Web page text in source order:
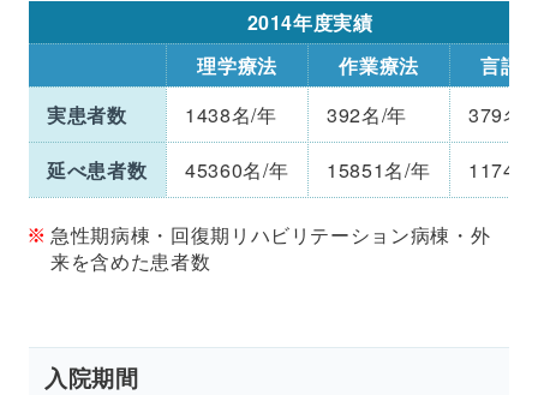
2014年度実績
理学療法
作業療法
言語
実患者数
1438名/年 392名/年
379名/
延べ患者数
45360名/年 15851名/年 11747
急性期病棟・回復期リハビリテーション病棟・外
来を含めた患者数
入院期間